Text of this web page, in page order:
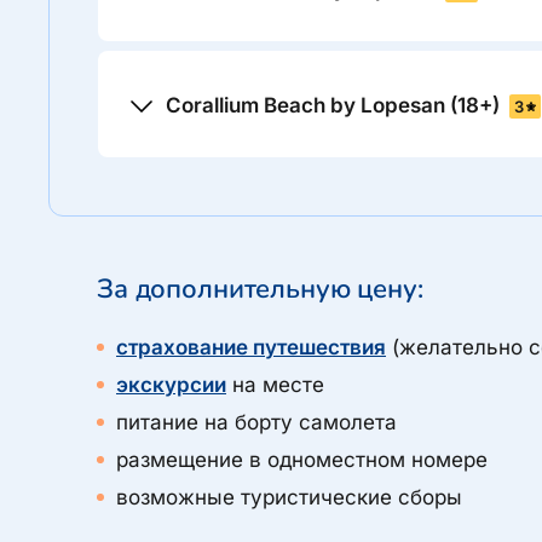
Corallium Beach by Lopesan (18+) 3
За дополнительную цену:
страхование путешествия (желательно
экскурсии на месте
питание на борту самолета
размещение в одноместном номере
возможные туристические сборы